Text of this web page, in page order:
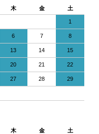
木 金 土
1
6 7 8
13 14 15
20 21 22
27 28 29
木 金 土